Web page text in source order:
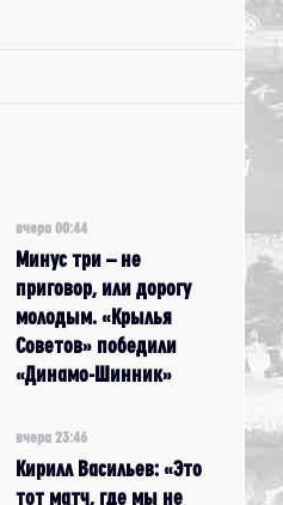
вчера 00:44
Минус три – не
приговор, или дорогу
молодым. «Крылья
Советов» победили
«Динамо-Шинник»
вчера 23:46
Кирилл Васильев: «Это
тот матч, где мы не